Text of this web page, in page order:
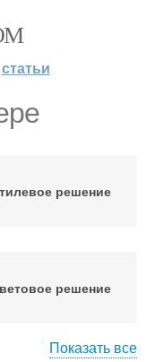
статьи
решение
решение
Показать все